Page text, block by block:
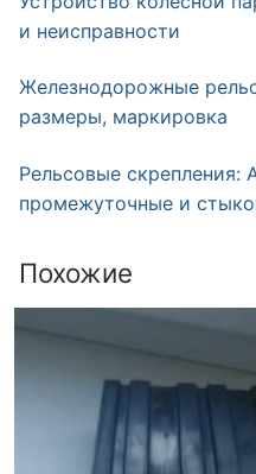
и неисправности
Железнодорожные
размеры, маркировка
Рельсовые
промежуточные и
Похожие